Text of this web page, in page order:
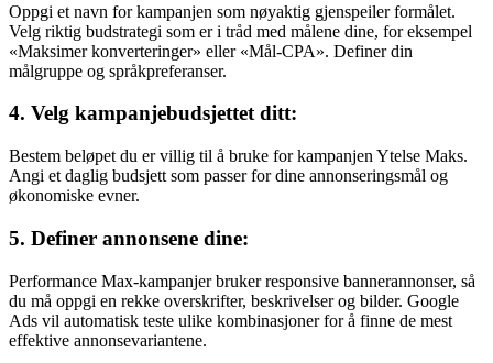
Oppgi et navn for kampanjen som nøyaktig gjenspeiler formålet.
Velg riktig budstrategi som er i tråd med målene dine, for eksempel
«Maksimer konverteringer» eller «Mål-CPA». Definer din
målgruppe og språkpreferanser.
4. Velg kampanjebudsjettet ditt:
Bestem beløpet du er villig til å bruke for kampanjen Ytelse Maks.
Angi et daglig budsjett som passer for dine annonseringsmål og
økonomiske evner.
5. Definer annonsene dine:
Performance Max-kampanjer bruker responsive bannerannonser, så
du må oppgi en rekke overskrifter, beskrivelser og bilder. Google
Ads vil automatisk teste ulike kombinasjoner for å finne de mest
effektive annonsevariantene.